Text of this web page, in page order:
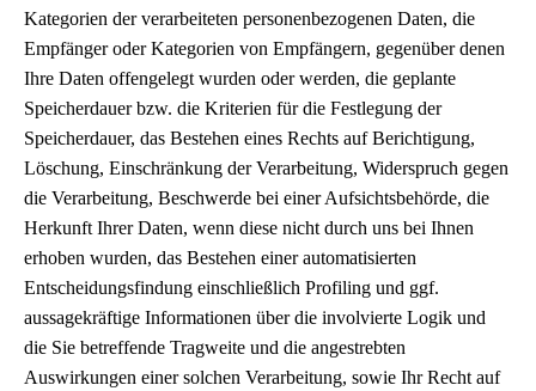
Kategorien der verarbeiteten personenbezogenen Daten, die
Empfänger oder Kategorien von Empfängern, gegenüber denen
Ihre Daten offengelegt wurden oder werden, die geplante
Speicherdauer bzw. die Kriterien für die Festlegung der
Speicherdauer, das Bestehen eines Rechts auf Berichtigung,
Löschung, Einschränkung der Verarbeitung, Widerspruch gegen
die Verarbeitung, Beschwerde bei einer Aufsichtsbehörde, die
Herkunft Ihrer Daten, wenn diese nicht durch uns bei Ihnen
erhoben wurden, das Bestehen einer automatisierten
Entscheidungsfindung einschließlich Profiling und ggf.
aussagekräftige Informationen über die involvierte Logik und
die Sie betreffende Tragweite und die angestrebten
Auswirkungen einer solchen Verarbeitung, sowie Ihr Recht auf